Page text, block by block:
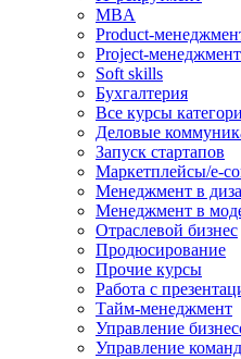
MBA
Product-
Project-менеджмент
Soft skills
Бухгалтерия
Все курсы
Деловые
Запуск стартапов
Маркетплейсы/e-
Менеджмент в
Менеджмент в
Отраслевой бизнес
Продюсирование
Прочие курсы
Работа с
Тайм-менеджмент
Управление
Управление